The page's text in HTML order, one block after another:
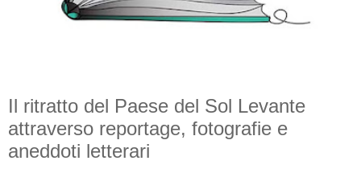
Il ritratto del Paese del Sol Levante
attraverso reportage, fotografie e
aneddoti letterari